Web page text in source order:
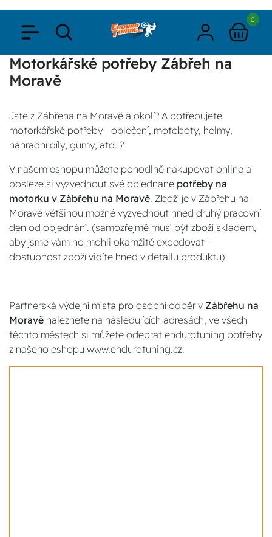
0
Motorkářské potřeby Zábřeh na
Moravě
Jste z Zábřeha na Moravě a okolí? A potřebujete
motorkářské potřeby - oblečení, motoboty, helmy,
náhradní díly, gumy, atd..?
V našem eshopu můžete pohodlně nakupovat online a
posléze si vyzvednout své objednané potřeby na
motorku v Zábřehu na Moravě. Zboží je v Zábřehu na
Moravě většinou možné vyzvednout hned druhý pracovní
den od objednání. (samozřejmě musí být zboží skladem,
aby jsme vám ho mohli okamžitě expedovat -
dostupnost zboží vidíte hned v detailu produktu)
Partnerská výdejní místa pro osobní odběr v Zábřehu na
Moravě naleznete na následujících adresách, ve všech
těchto městech si můžete odebrat endurotuning potřeby
z našeho eshopu www.endurotuning.cz: